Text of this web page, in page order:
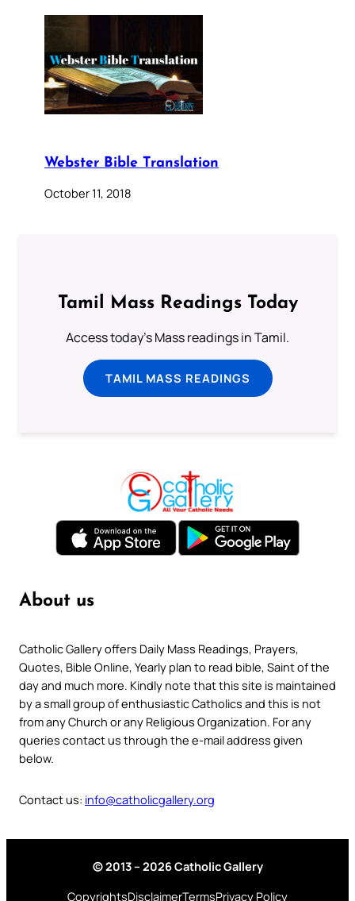
Webster Bible Translation
October 11, 2018
Tamil Mass Readings Today
Access today's Mass readings in Tamil.
TAMIL MASS READINGS
About us
Catholic Gallery offers Daily Mass Readings, Prayers,
Quotes, Bible Online, Yearly plan to read bible, Saint of the
day and much more. Kindly note that this site is maintained
by a small group of enthusiastic Catholics and this is not
from any Church or any Religious Organization. For any
queries contact us through the e-mail address given
below.
Contact us: info@catholicgallery.org
© 2013 – 2026 Catholic Gallery
CopyrightsDisclaimerTermsPrivacy Policy